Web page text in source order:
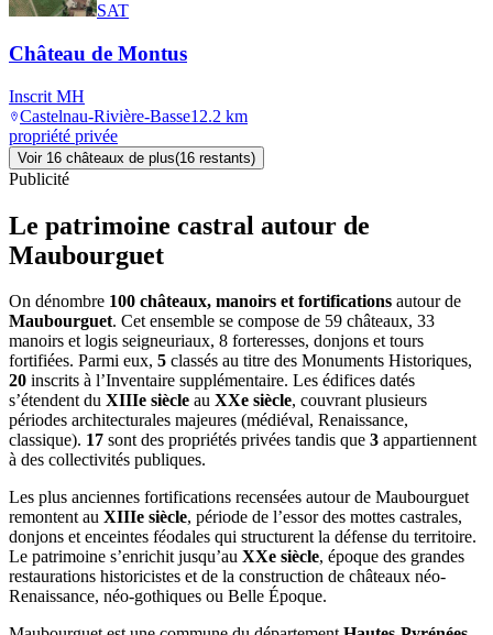
SAT
Château de Montus
Inscrit MH
Castelnau-Rivière-Basse12.2 km
propriété privée
Voir 16 châteaux de plus(16 restants)
Publicité
Le patrimoine castral autour de
Maubourguet
On dénombre 100 châteaux, manoirs et fortifications autour de
Maubourguet. Cet ensemble se compose de 59 châteaux, 33
manoirs et logis seigneuriaux, 8 forteresses, donjons et tours
fortifiées. Parmi eux, 5 classés au titre des Monuments Historiques,
20 inscrits à l’Inventaire supplémentaire. Les édifices datés
s’étendent du XIIIe siècle au XXe siècle, couvrant plusieurs
périodes architecturales majeures (médiéval, Renaissance,
classique). 17 sont des propriétés privées tandis que 3 appartiennent
à des collectivités publiques.
Les plus anciennes fortifications recensées autour de Maubourguet
remontent au XIIIe siècle, période de l’essor des mottes castrales,
donjons et enceintes féodales qui structurent la défense du territoire.
Le patrimoine s’enrichit jusqu’au XXe siècle, époque des grandes
restaurations historicistes et de la construction de châteaux néo-
Renaissance, néo-gothiques ou Belle Époque.